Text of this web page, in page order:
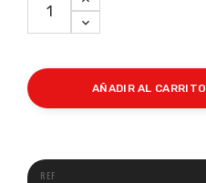
AÑADIR AL CARRITO